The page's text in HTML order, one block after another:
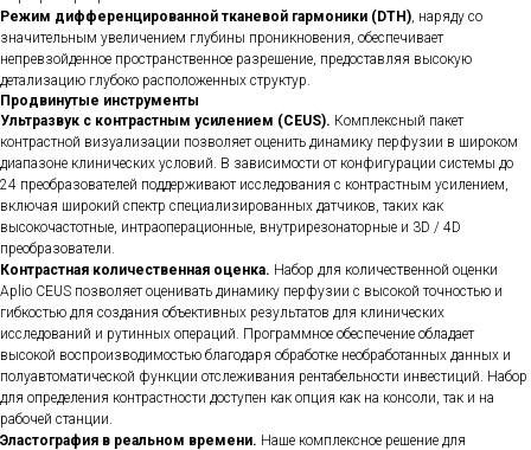
Режим дифференцированной тканевой гармоники (DTH), наряду со
значительным увеличением глубины проникновения, обеспечивает
непревзойденное пространственное разрешение, предоставляя высокую
детализацию глубоко расположенных структур.
Продвинутые инструменты
Ультразвук с контрастным усилением (CEUS). Комплексный пакет
контрастной визуализации позволяет оценить динамику перфузии в широком
диапазоне клинических условий. В зависимости от конфигурации системы до
24 преобразователей поддерживают исследования с контрастным усилением,
включая широкий спектр специализированных датчиков, таких как
высокочастотные, интраоперационные, внутрирезонаторные и 3D / 4D
преобразователи.
Контрастная количественная оценка. Набор для количественной оценки
Aplio CEUS позволяет оценивать динамику перфузии с высокой точностью и
гибкостью для создания объективных результатов для клинических
исследований и рутинных операций. Программное обеспечение обладает
высокой воспроизводимостью благодаря обработке необработанных данных и
полуавтоматической функции отслеживания рентабельности инвестиций. Набор
для определения контрастности доступен как опция как на консоли, так и на
рабочей станции.
Эластография в реальном времени. Наше комплексное решение для